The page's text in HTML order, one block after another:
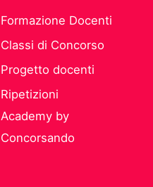
Formazione Docenti
Classi di Concorso
Progetto docenti
Ripetizioni
Academy by
Concorsando